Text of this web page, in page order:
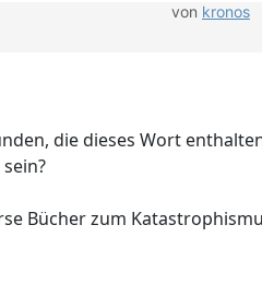
von kronos
die dieses Wort
Bücher zum